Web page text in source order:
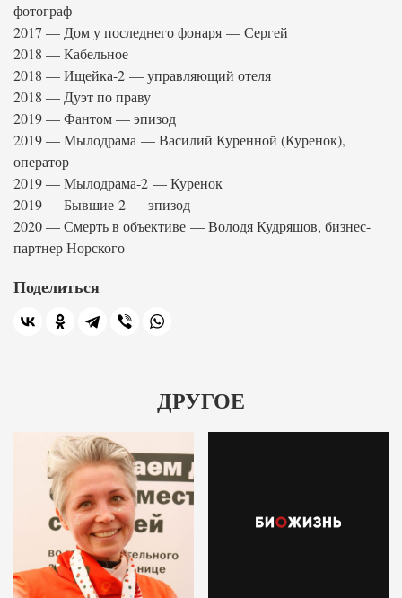
фотограф
2017 — Дом у последнего фонаря — Сергей
2018 — Кабельное
2018 — Ищейка-2 — управляющий отеля
2018 — Дуэт по праву
2019 — Фантом — эпизод
2019 — Мылодрама — Василий Куренной (Куренок),
оператор
2019 — Мылодрама-2 — Куренок
2019 — Бывшие-2 — эпизод
2020 — Смерть в объективе — Володя Кудряшов, бизнес-
партнер Норского
Поделиться
ДРУГОЕ